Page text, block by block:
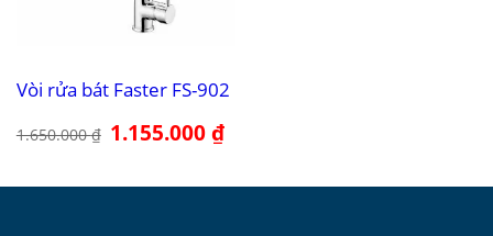
Vòi rửa bát Faster FS-902
1.650.000₫ Giá
gốc
1.155.000₫Giá
hiện
1.155.000 ₫.